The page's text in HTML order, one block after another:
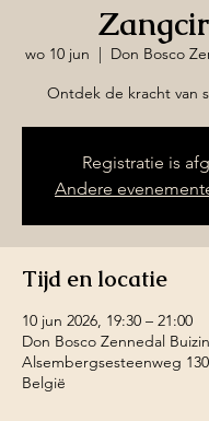
wo 10 jun
  |
Don Bosco
Ontdek de kracht van
Registratie is
Andere
Tijd en locatie
10 jun 2026, 19:30 – 21:00
Don Bosco Zennedal
Alsembergsesteenweg
België